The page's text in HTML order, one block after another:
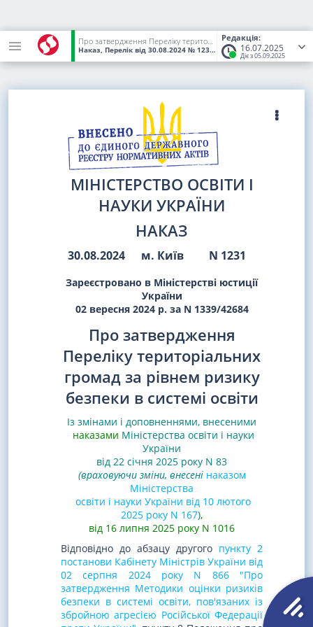
Редакція:
16.07.2025
Діє з 05.09.2025
Про затвердження Переліку територіальних громад за рівнем ризику безпеки в системі освіти
Наказ, Перелік від 30.08.2024 № 1231 (Статус:Чинний)
МІНІСТЕРСТВО ОСВІТИ І
НАУКИ УКРАЇНИ
НАКАЗ
30.08.2024 м. Київ N 1231
Зареєстровано в Міністерстві юстиції
України
02 вересня 2024 р. за N 1339/42684
Про затвердження
Переліку територіальних
громад за рівнем ризику
безпеки в системі освіти
Із змінами і доповненнями, внесеними
наказами Міністерства освіти і науки
України
від 22 січня 2025 року N 83
(враховуючи зміни, внесені наказом
Міністерства
освіти і науки України від 10 лютого
2025 року N 167),
від 16 липня 2025 року N 1016
Відповідно до абзацу другого пункту 2
постанови Кабінету Міністрів України від
02 серпня 2024 року N 866 "Про
затвердження Методики оцінки ризиків
безпеки в системі освіти, пов'язаних із
збройною агресією Російської Федерації